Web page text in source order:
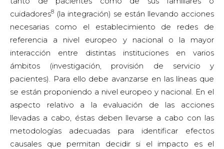
cuidadores8 (la integración) se están llevando acciones
necesarias como el establecimiento de redes de
referencia a nivel europeo y nacional o la mayor
interacción entre distintas instituciones en varios
ámbitos (investigación, provisión de servicio y
pacientes). Para ello debe avanzarse en las líneas que
se están proponiendo a nivel europeo y nacional. En el
aspecto relativo a la evaluación de las acciones
llevadas a cabo, éstas deben llevarse a cabo con las
metodologías adecuadas para identificar efectos
causales que permitan decidir si el impacto es el